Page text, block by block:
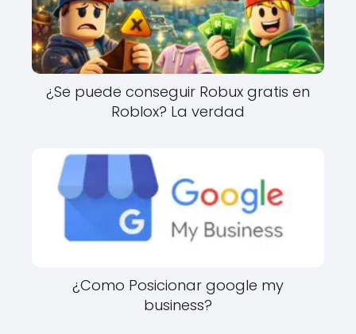
¿Se puede conseguir Robux gratis en
Roblox? La verdad
¿Como Posicionar google my
business?